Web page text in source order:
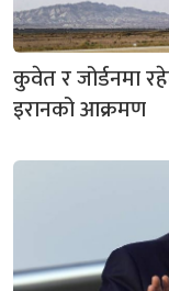
कुवेत र जोर्डनमा
इरानको आक्रमण